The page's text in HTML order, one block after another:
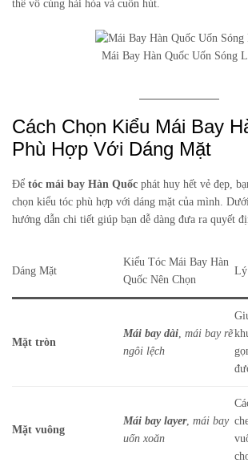
thể vô cùng hài hòa và cuốn hút.
Mái Bay Hàn Quốc Uốn Sóng
Cách Chọn Kiểu Mái Bay
Phù Hợp Với Dáng Mặt
Để tóc mái bay Hàn Quốc phát huy hết vẻ đẹp,
chọn kiểu tóc phù hợp với dáng mặt của mình.
hướng dẫn chi tiết giúp bạn dễ dàng đưa ra quyết
Dáng Mặt
Kiểu Tóc Mái Bay Hàn
Quốc Nên Chọn
Mặt tròn
Mái bay dài, mái bay rẽ
ngôi lệch
Mặt vuông
Mái bay layer, mái bay
uốn xoăn